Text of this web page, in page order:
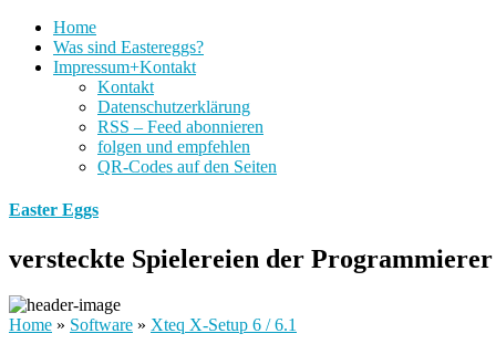
Home
Was sind Eastereggs?
Impressum+Kontakt
Kontakt
Datenschutzerklärung
RSS – Feed abonnieren
folgen und empfehlen
QR-Codes auf den Seiten
Easter Eggs
versteckte Spielereien der Programmierer
Home » Software » Xteq X-Setup 6 / 6.1